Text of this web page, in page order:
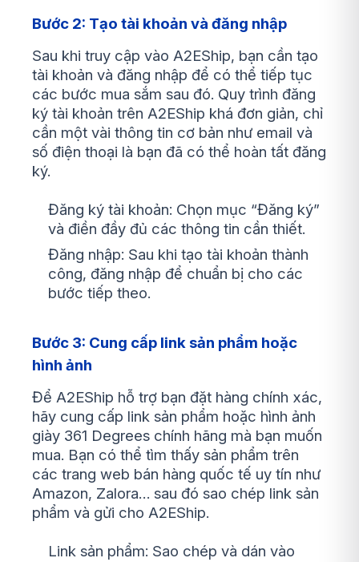
Bước 2: Tạo tài khoản và đăng nhập
Sau khi truy cập vào A2EShip, bạn cần tạo
tài khoản và đăng nhập để có thể tiếp tục
các bước mua sắm sau đó. Quy trình đăng
ký tài khoản trên A2EShip khá đơn giản, chỉ
cần một vài thông tin cơ bản như email và
số điện thoại là bạn đã có thể hoàn tất đăng
ký.
Đăng ký tài khoản: Chọn mục “Đăng ký”
và điền đầy đủ các thông tin cần thiết.
Đăng nhập: Sau khi tạo tài khoản thành
công, đăng nhập để chuẩn bị cho các
bước tiếp theo.
Bước 3: Cung cấp link sản phẩm hoặc
hình ảnh
Để A2EShip hỗ trợ bạn đặt hàng chính xác,
hãy cung cấp link sản phẩm hoặc hình ảnh
giày 361 Degrees chính hãng mà bạn muốn
mua. Bạn có thể tìm thấy sản phẩm trên
các trang web bán hàng quốc tế uy tín như
Amazon, Zalora… sau đó sao chép link sản
phẩm và gửi cho A2EShip.
Link sản phẩm: Sao chép và dán vào